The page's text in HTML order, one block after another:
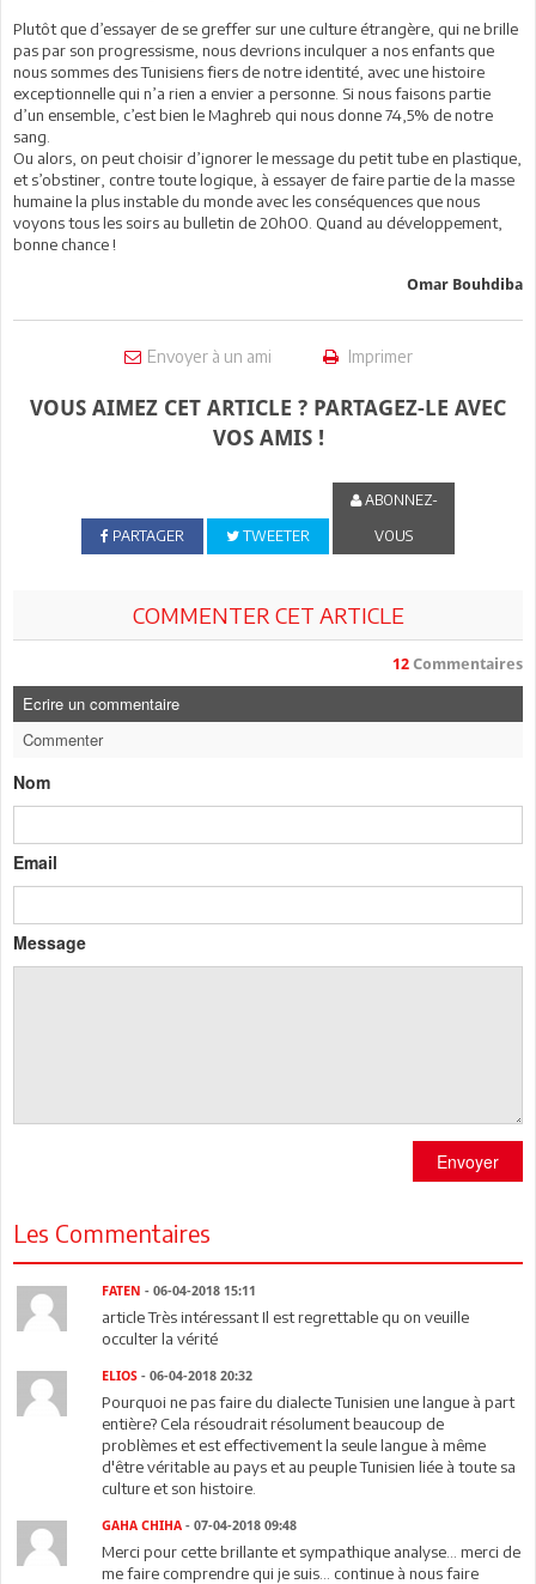
Plutôt que d’essayer de se greffer sur une culture étrangère, qui ne brille
pas par son progressisme, nous devrions inculquer a nos enfants que
nous sommes des Tunisiens fiers de notre identité, avec une histoire
exceptionnelle qui n’a rien a envier a personne. Si nous faisons partie
d’un ensemble, c’est bien le Maghreb qui nous donne 74,5% de notre
sang.
Ou alors, on peut choisir d’ignorer le message du petit tube en plastique,
et s’obstiner, contre toute logique, à essayer de faire partie de la masse
humaine la plus instable du monde avec les conséquences que nous
voyons tous les soirs au bulletin de 20h00. Quand au développement,
bonne chance !
Omar Bouhdiba
Envoyer à un ami Imprimer
VOUS AIMEZ CET ARTICLE ? PARTAGEZ-LE AVEC
VOS AMIS !
PARTAGER TWEETER
ABONNEZ-
VOUS
COMMENTER CET ARTICLE
12 Commentaires
Ecrire un commentaire
Commenter
Nom
Email
Message
Envoyer
Les Commentaires
FATEN- 06-04-2018 15:11
article Très intéressant Il est regrettable qu on veuille
occulter la vérité
ELIOS - 06-04-2018 20:32
Pourquoi ne pas faire du dialecte Tunisien une langue à part
entière? Cela résoudrait résolument beaucoup de
problèmes et est effectivement la seule langue à même
d'être véritable au pays et au peuple Tunisien liée à toute sa
culture et son histoire.
GAHA CHIHA- 07-04-2018 09:48
Merci pour cette brillante et sympathique analyse... merci de
me faire comprendre qui je suis... continue à nous faire